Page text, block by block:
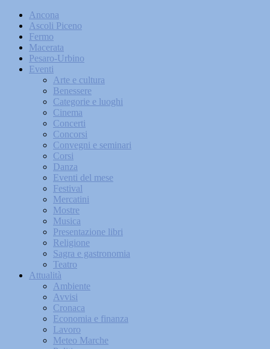
Ancona
Ascoli Piceno
Fermo
Macerata
Pesaro-Urbino
Eventi
Arte e cultura
Benessere
Categorie e luoghi
Cinema
Concerti
Concorsi
Convegni e seminari
Corsi
Danza
Eventi del mese
Festival
Mercatini
Mostre
Musica
Presentazione libri
Religione
Sagra e gastronomia
Teatro
Attualità
Ambiente
Avvisi
Cronaca
Economia e finanza
Lavoro
Meteo Marche